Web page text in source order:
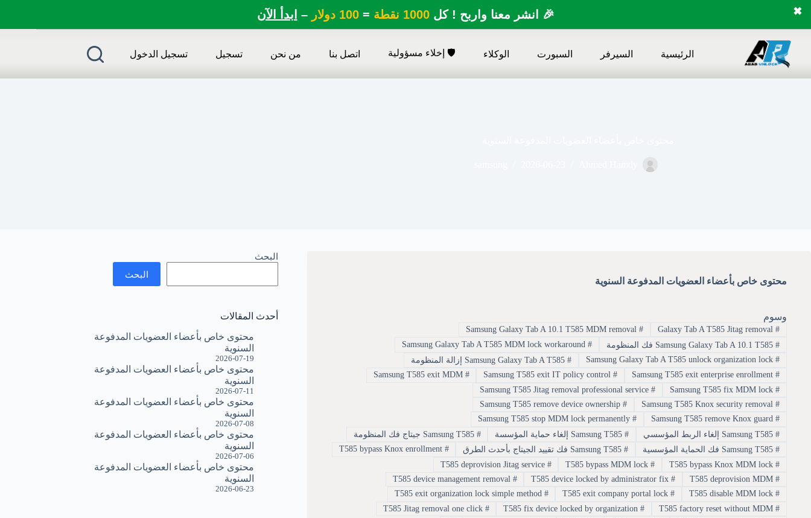
🎉 انشر معنا واربح ! كل1000 نقطة =100 دولار – ابدأ الآن ✖
المحتوى
الرئيسية السيرفر السبورت الوكلاء 🛡️ إخلاء مسؤولية اتصل بنا من نحن تسجيل تسجيل الدخول
محتوى خاص بأعضاء العضويات المدفوعة السنوية
وسوم
#
Galaxy Tab A T585 Jitag removal
#
Samsung Galaxy Tab A 10.1 T585 MDM removal
#Samsung Galaxy Tab A 10.1 T585 فك المنظومة #
Samsung Galaxy Tab A T585 MDM lock workaround
#
Samsung Galaxy Tab A T585 unlock organization lock
#Samsung Galaxy Tab A T585 إزالة المنظومة
#
Samsung T585 exit enterprise enrollment
#
Samsung T585 exit IT policy control
#
Samsung T585 exit MDM
#
Samsung T585 fix MDM lock
#
Samsung T585 Jitag removal professional service
#
Samsung T585 Knox security removal
#
Samsung T585 remove device ownership
#
Samsung T585 remove Knox guard
#
Samsung T585 stop MDM lock permanently
#Samsung T585 إلغاء الربط المؤسسي #Samsung T585 إلغاء حماية المؤسسة # Samsung T585 جيتاج فك المنظومة
#Samsung T585 فك الحماية المؤسسية #Samsung T585 فك تقييد الجيتاج بأحدث الطرق #
T585 bypass Knox enrollment
#
T585 bypass Knox MDM lock
#
T585 bypass MDM lock
#
T585 deprovision Jitag service
#
T585 deprovision MDM
#
T585 device locked by administrator fix
#
#
T585 disable MDM lock
#
T585 exit company portal lock
#
T585 exit organization lock simple method
#
T585 factory reset without MDM
#
T585 fix device locked by organization
#
T585 Jitag removal one click
البحث
البحث
أحدث المقالات
محتوى خاص بأعضاء العضويات المدفوعة
السنوية
2026-07-19
محتوى خاص بأعضاء العضويات المدفوعة
السنوية
2026-07-11
محتوى خاص بأعضاء العضويات المدفوعة
السنوية
2026-07-08
محتوى خاص بأعضاء العضويات المدفوعة
السنوية
2026-07-06
محتوى خاص بأعضاء العضويات المدفوعة
السنوية
2026-06-23